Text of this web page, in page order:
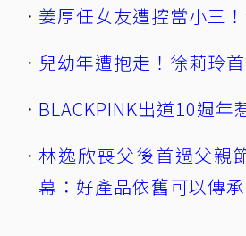
姜厚任女友遭控當小三
兒幼年遭抱走！徐莉玲
BLACKPINK出道10週年
林逸欣喪父後首過父
幕：好產品依舊可以傳承